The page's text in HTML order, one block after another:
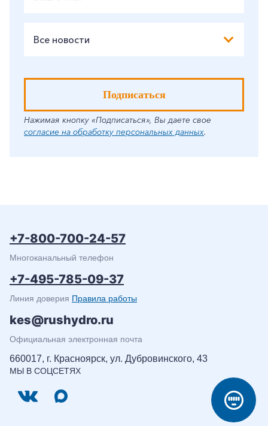
Все новости
Подписаться
Нажимая кнопку «Подписаться», Вы даете свое
согласие на обработку персональных данных.
МЫ В СОЦСЕТЯХ
+7-800-700-24-57
Многоканальный телефон
+7-495-785-09-37
Линия доверия Правила работы
kes@rushydro.ru
Официальная электронная почта
660017, г. Красноярск, ул. Дубровинского, 43